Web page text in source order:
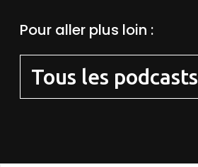
Pour aller plus loin :
Tous les podcasts